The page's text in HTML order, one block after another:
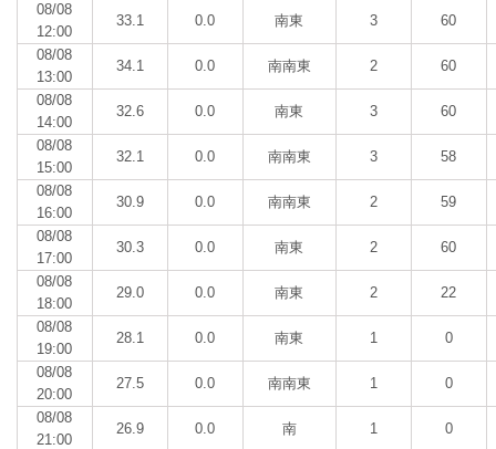
08/08
12:00
33.1 0.0 南東 3 60
08/08
13:00
34.1 0.0 南南東 2 60
08/08
14:00
32.6 0.0 南東 3 60
08/08
15:00
32.1 0.0 南南東 3 58
08/08
16:00
30.9 0.0 南南東 2 59
08/08
17:00
30.3 0.0 南東 2 60
08/08
18:00
29.0 0.0 南東 2 22
08/08
19:00
28.1 0.0 南東 1 0
08/08
20:00
27.5 0.0 南南東 1 0
08/08
21:00
26.9 0.0 南 1 0